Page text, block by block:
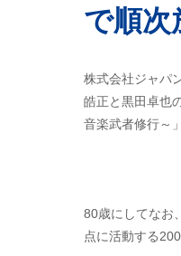
で順次
株式会社ジャパ
皓正と黒田卓也
音楽武者修行～
80歳にしてなお
点に活動する